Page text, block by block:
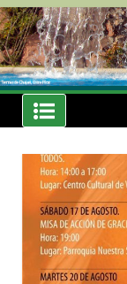
Skip
to
content
Noticias